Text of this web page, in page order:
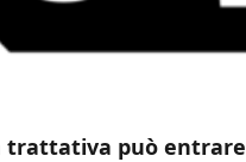
trattativa può entrare